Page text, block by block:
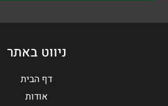
ניווט באתר
דף הבית
אודות